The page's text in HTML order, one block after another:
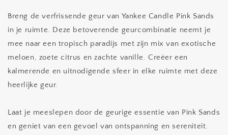
Breng de verfrissende geur van Yankee Candle Pink Sands
in je ruimte. Deze betoverende geurcombinatie neemt je
mee naar een tropisch paradijs met zijn mix van exotische
meloen, zoete citrus en zachte vanille. Creëer een
kalmerende en uitnodigende sfeer in elke ruimte met deze
heerlijke geur.
Laat je meeslepen door de geurige essentie van Pink Sands
en geniet van een gevoel van ontspanning en sereniteit.